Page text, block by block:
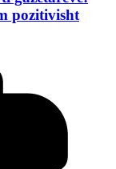
pozitivisht